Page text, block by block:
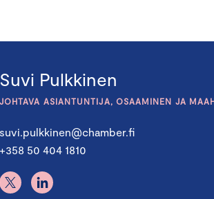
Suvi Pulkkinen
JOHTAVA ASIANTUNTIJA, OSAAMINEN JA
suvi.pulkkinen@chamber.fi
+358 50 404 1810